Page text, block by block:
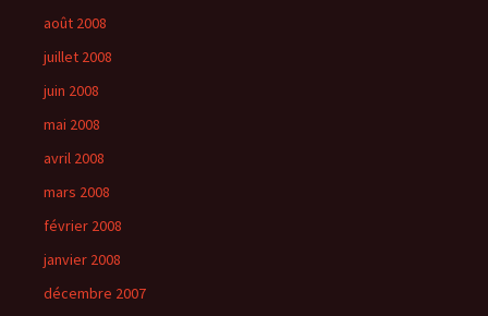
août 2008
juillet 2008
juin 2008
mai 2008
avril 2008
mars 2008
février 2008
janvier 2008
décembre 2007